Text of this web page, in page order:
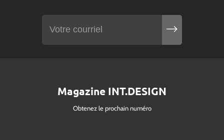
Magazine INT.DESIGN
Obtenez le prochain numéro